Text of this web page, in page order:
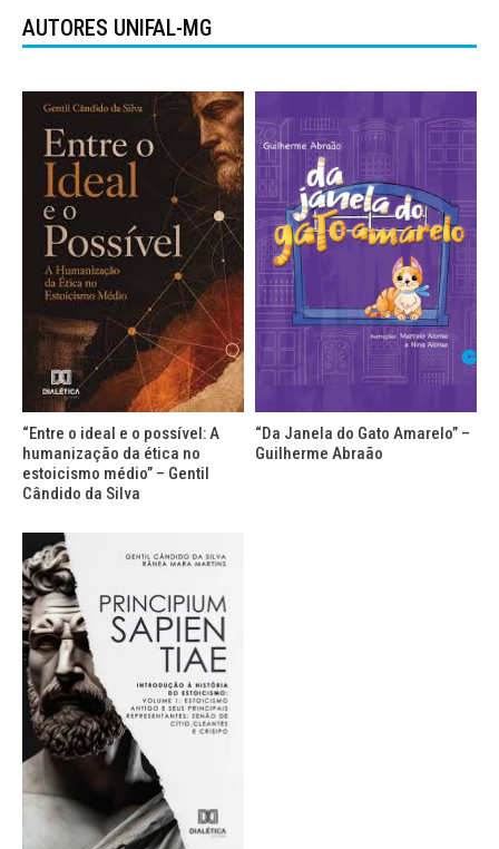
AUTORES UNIFAL-MG
“Entre o ideal e o possível: A
humanização da ética no
estoicismo médio” – Gentil
Cândido da Silva
“Da Janela do Gato Amarelo” –
Guilherme Abraão